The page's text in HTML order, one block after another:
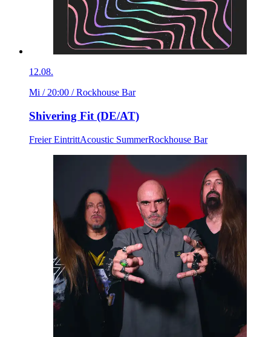
12.08.
Mi / 20:00 / Rockhouse Bar
Shivering Fit (DE/AT)
Freier EintrittAcoustic SummerRockhouse Bar